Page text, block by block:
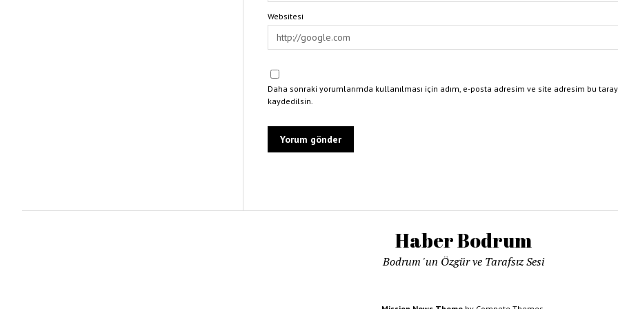
Websitesi
Daha sonraki yorumlarımda kullanılması için adım, e-posta adresim ve site adresim bu
kaydedilsin.
Haber Bodrum
Bodrum 'un Özgür ve Tarafsız Sesi